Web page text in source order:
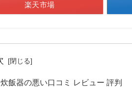
楽天市場
飯器の悪い口コミ レビュー 評判